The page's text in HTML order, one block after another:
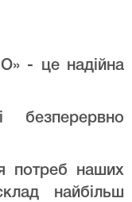
- це надійна
потреб наших
найбільш